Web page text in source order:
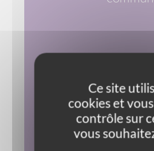
& LES PIERRES
Ce site
cookies et
contrôle sur
vous